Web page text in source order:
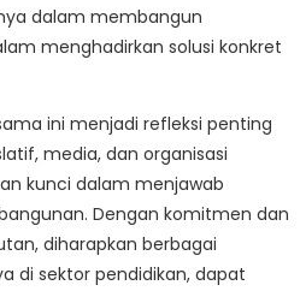
dalam membangun
menghadirkan solusi konkret
ini menjadi refleksi penting
media, dan organisasi
kunci dalam menjawab
Dengan komitmen dan
diharapkan berbagai
di sektor pendidikan, dapat